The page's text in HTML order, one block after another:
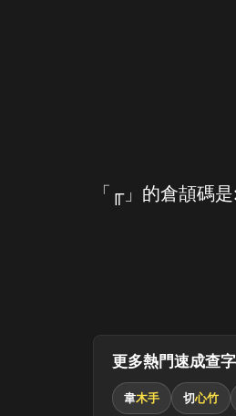
「╓」的倉頡碼
更多熱門速成查字
韋木手 切心竹